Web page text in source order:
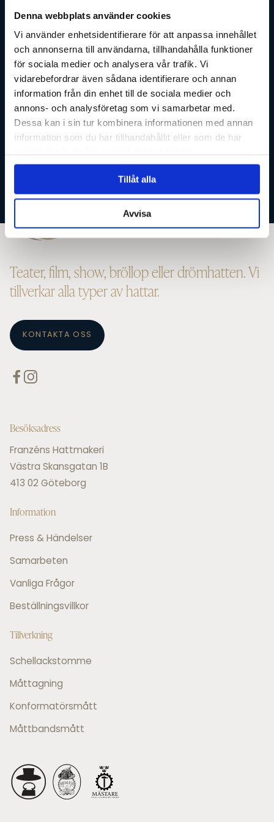
Denna webbplats använder cookies
Vi använder enhetsidentifierare för att anpassa innehållet
och annonserna till användarna, tillhandahålla funktioner
för sociala medier och analysera vår trafik. Vi
vidarebefordrar även sådana identifierare och annan
information från din enhet till de sociala medier och
annons- och analysföretag som vi samarbetar med.
Dessa kan i sin tur kombinera informationen med annan
information som du har tillhandahållit eller som de har
Tillåt alla
Avvisa
oss tid. Tid att lära känna dig, för
att kunna vägleda dig. Din hatt
kommer vara fulländad för just
dig.
BOKA TID
Teater, film, show, bröllop eller drömhatten. Vi
tillverkar alla typer av hattar.
KONTAKTA OSS
Besöksadress
Franzéns Hattmakeri
Västra Skansgatan 1B
413 02 Göteborg
Information
Press & Händelser
Samarbeten
Vanliga Frågor
Beställningsvillkor
Tillverkning
Schellackstomme
Måttagning
Konformatörsmått
Måttbandsmått